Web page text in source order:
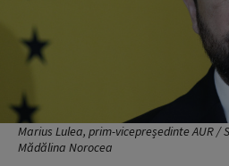
Marius Lulea, prim-vicepreședinte AUR /
Mădălina Norocea